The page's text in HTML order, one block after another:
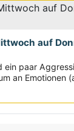
auf
ein paar
an Emotionen